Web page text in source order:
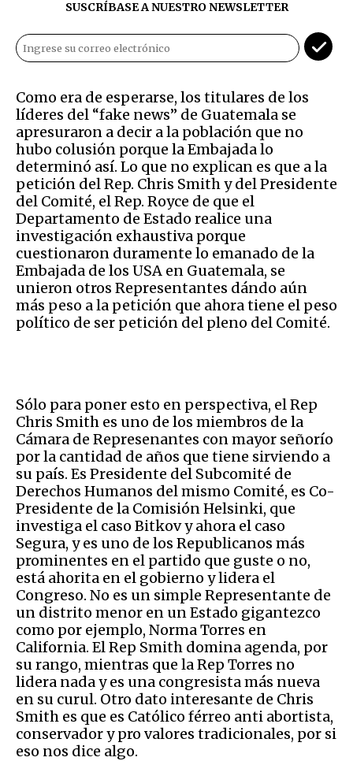
SUSCRÍBASE A NUESTRO NEWSLETTER
Como era de esperarse, los titulares de los
líderes del “fake news” de Guatemala se
apresuraron a decir a la población que no
hubo colusión porque la Embajada lo
determinó así. Lo que no explican es que a la
petición del Rep. Chris Smith y del Presidente
del Comité, el Rep. Royce de que el
Departamento de Estado realice una
investigación exhaustiva porque
cuestionaron duramente lo emanado de la
Embajada de los USA en Guatemala, se
unieron otros Representantes dándo aún
más peso a la petición que ahora tiene el peso
político de ser petición del pleno del Comité.
Sólo para poner esto en perspectiva, el Rep
Chris Smith es uno de los miembros de la
Cámara de Represenantes con mayor señorío
por la cantidad de años que tiene sirviendo a
su país. Es Presidente del Subcomité de
Derechos Humanos del mismo Comité, es Co-
Presidente de la Comisión Helsinki, que
investiga el caso Bitkov y ahora el caso
Segura, y es uno de los Republicanos más
prominentes en el partido que guste o no,
está ahorita en el gobierno y lidera el
Congreso. No es un simple Representante de
un distrito menor en un Estado gigantezco
como por ejemplo, Norma Torres en
California. El Rep Smith domina agenda, por
su rango, mientras que la Rep Torres no
lidera nada y es una congresista más nueva
en su curul. Otro dato interesante de Chris
Smith es que es Católico férreo anti abortista,
conservador y pro valores tradicionales, por si
eso nos dice algo.